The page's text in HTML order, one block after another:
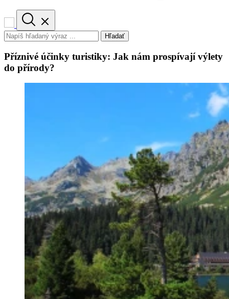
Hľadať
Příznivé účinky turistiky: Jak nám prospívají výlety
do přírody?